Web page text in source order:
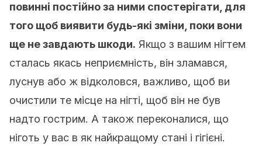
повинні постійно за ними спостерігати, для
того щоб виявити будь-які зміни, поки вони
ще не завдають шкоди. Якщо з вашим нігтем
сталась якась неприємність, він зламався,
луснув або ж відколовся, важливо, щоб ви
очистили те місце на нігті, щоб він не був
надто гострим. А також переконалися, що
ніготь у вас в як найкращому стані і гігієні.